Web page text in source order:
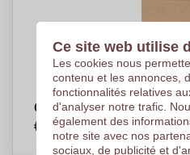
Calendrier de Bureau
€1,11 Par pièce, basé sur
Ce site web utilise
Les cookies nous
contenu et les annonces,
fonctionnalités relatives
d'analyser notre trafic.
également des
notre site avec nos
sociaux, de publicité et